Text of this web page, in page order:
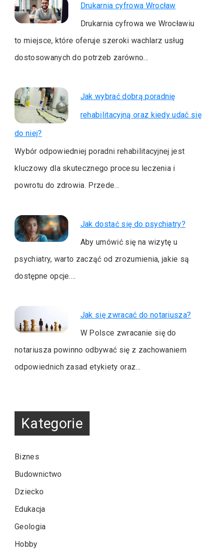
Drukarnia cyfrowa Wrocław
Drukarnia cyfrowa we Wrocławiu
to miejsce, które oferuje szeroki wachlarz usług
dostosowanych do potrzeb zarówno…
Jak wybrać dobrą poradnię
rehabilitacyjną oraz kiedy udać się
do niej?
Wybór odpowiedniej poradni rehabilitacyjnej jest
kluczowy dla skutecznego procesu leczenia i
powrotu do zdrowia. Przede…
Jak dostać się do psychiatry?
Aby umówić się na wizytę u
psychiatry, warto zacząć od zrozumienia, jakie są
dostępne opcje.…
Jak się zwracać do notariusza?
W Polsce zwracanie się do
notariusza powinno odbywać się z zachowaniem
odpowiednich zasad etykiety oraz…
Kategorie
Biznes
Budownictwo
Dziecko
Edukacja
Geologia
Hobby